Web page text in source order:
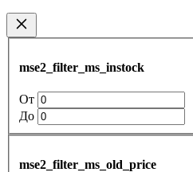
mse2_filter_ms_instock
От
До
mse2_filter_ms_old_price